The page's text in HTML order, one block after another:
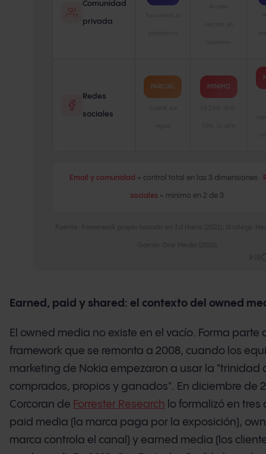
Comunidad
privada
Redes
sociales
PARCIAL MINIMO
Email y comunidad = control total en las 3 dimensiones ·
sociales = minimo en 2 de 3
Earned, paid y shared: el contexto del owned
El owned media no existe en el vacío. Forma parte
framework que se remonta a 2008, cuando los
marketing de Nokia empezaron a usar la "trinidad
comprados, propios y ganados". En diciembre de
Corcoran de Forrester Research lo formalizó en tres
paid media (la marca paga por la exposición),
marca controla el canal) y earned media (los